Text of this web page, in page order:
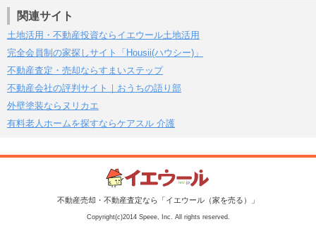
関連サイト
土地活用・不動産投資ならイエウール土地活用
完全会員制の家探しサイト「Housii(ハウシー)」
不動産査定・売却ならすまいステップ
不動産会社の評判サイト｜おうちの語り部
外壁塗装ならヌリカエ
有料老人ホームを探すならケアスル 介護
不動産売却・不動産査定なら「イエウール（家を売る）」
Copyright(c)2014 Speee, Inc. All rights reserved.